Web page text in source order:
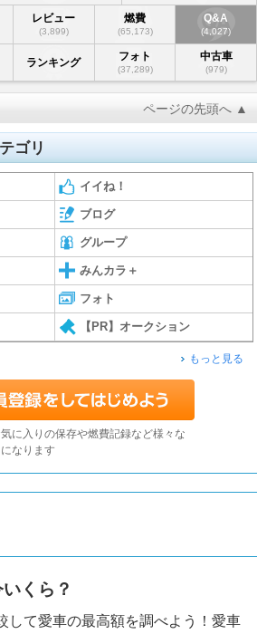
レビュー
(3,899)
燃費
(65,173)
Q&A
(4,027)
ランキング フォト
(37,289)
中古車
(979)
ページの先頭へ ▲
ゴリ
イイね！
ブログ
グループ
みんカラ＋
フォト
【PR】オークション
もっと見る
に入りの保存や燃費記録など様々な
なります
くら？
して愛車の最高額を調べよう！愛車